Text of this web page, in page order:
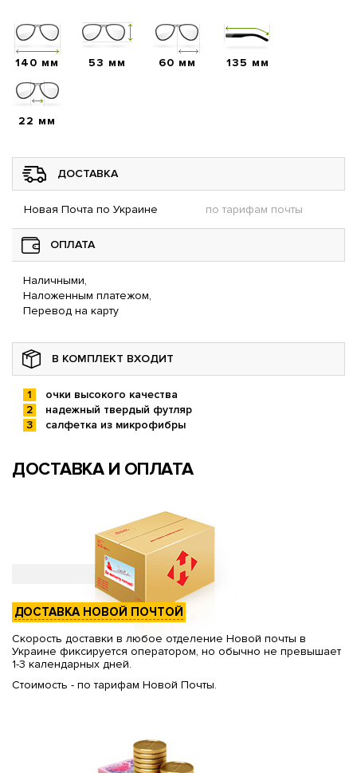
140 мм 53 мм 60 мм 135 мм
22 мм
ДОСТАВКА
Новая Почта по Украине по тарифам почты
ОПЛАТА
Наличными,
Наложенным платежом,
Перевод на карту
В КОМПЛЕКТ ВХОДИТ
очки высокого качества
надежный твердый футляр
салфетка из микрофибры
ДОСТАВКА И ОПЛАТА
ДОСТАВКА НОВОЙ ПОЧТОЙ
Скорость доставки в любое отделение Новой почты в
Украине фиксируется оператором, но обычно не превышает
1-3 календарных дней.
Стоимость - по тарифам Новой Почты.